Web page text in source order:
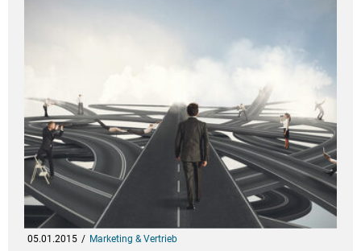
05.01.2015 Marketing & Vertrieb